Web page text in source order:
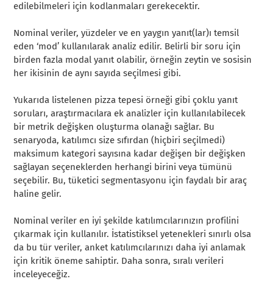
edilebilmeleri için kodlanmaları gerekecektir.
Nominal veriler, yüzdeler ve en yaygın yanıt(lar)ı temsil
eden ‘mod’ kullanılarak analiz edilir. Belirli bir soru için
birden fazla modal yanıt olabilir, örneğin zeytin ve sosisin
her ikisinin de aynı sayıda seçilmesi gibi.
Yukarıda listelenen pizza tepesi örneği gibi çoklu yanıt
soruları, araştırmacılara ek analizler için kullanılabilecek
bir metrik değişken oluşturma olanağı sağlar. Bu
senaryoda, katılımcı size sıfırdan (hiçbiri seçilmedi)
maksimum kategori sayısına kadar değişen bir değişken
sağlayan seçeneklerden herhangi birini veya tümünü
seçebilir. Bu, tüketici segmentasyonu için faydalı bir araç
haline gelir.
Nominal veriler en iyi şekilde katılımcılarınızın profilini
çıkarmak için kullanılır. İstatistiksel yetenekleri sınırlı olsa
da bu tür veriler, anket katılımcılarınızı daha iyi anlamak
için kritik öneme sahiptir. Daha sonra, sıralı verileri
inceleyeceğiz.